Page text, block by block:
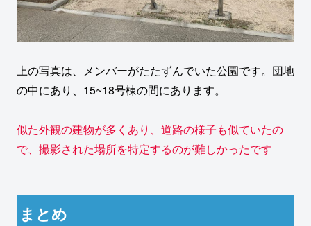
上の写真は、メンバーがたたずんでいた公園です。団地
の中にあり、15~18号棟の間にあります。
似た外観の建物が多くあり、道路の様子も似ていたの
で、 撮影された場所を特定するのが難しかったです
まとめ